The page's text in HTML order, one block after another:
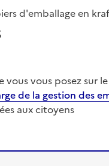
d'emballage en
vous vous posez sur
de la gestion des
aux citoyens